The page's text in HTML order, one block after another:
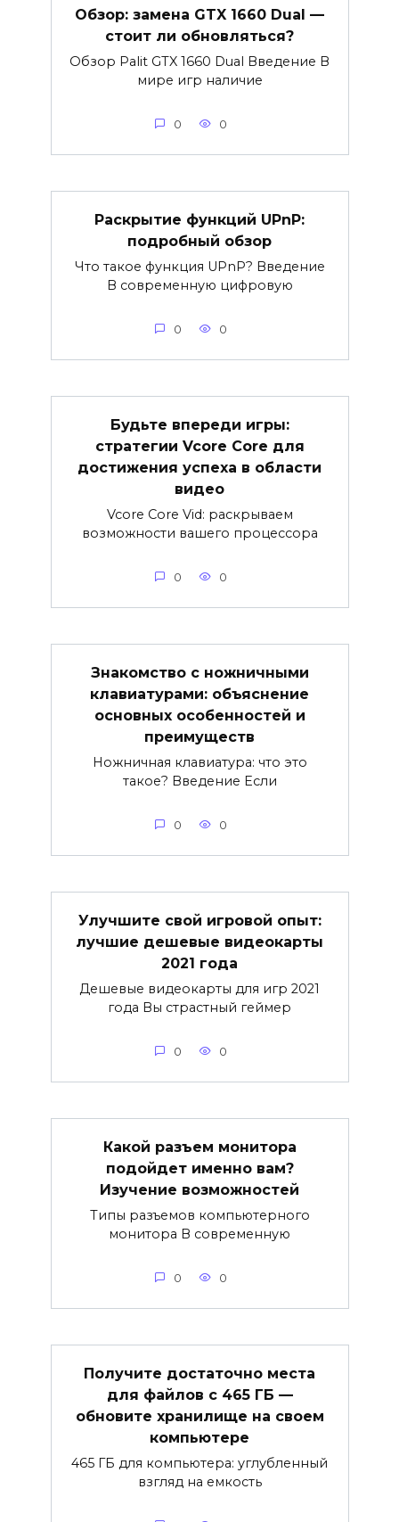
Обзор: замена GTX 1660 Dual —
стоит ли обновляться?
Обзор Palit GTX 1660 Dual Введение В
мире игр наличие
0 0
Раскрытие функций UPnP:
подробный обзор
Что такое функция UPnP? Введение
В современную цифровую
0 0
Будьте впереди игры:
стратегии Vcore Core для
достижения успеха в области
видео
Vcore Core Vid: раскрываем
возможности вашего процессора
0 0
Знакомство с ножничными
клавиатурами: объяснение
основных особенностей и
преимуществ
Ножничная клавиатура: что это
такое? Введение Если
0 0
Улучшите свой игровой опыт:
лучшие дешевые видеокарты
2021 года
Дешевые видеокарты для игр 2021
года Вы страстный геймер
0 0
Какой разъем монитора
подойдет именно вам?
Изучение возможностей
Типы разъемов компьютерного
монитора В современную
0 0
Получите достаточно места
для файлов с 465 ГБ —
обновите хранилище на своем
компьютере
465 ГБ для компьютера: углубленный
взгляд на емкость